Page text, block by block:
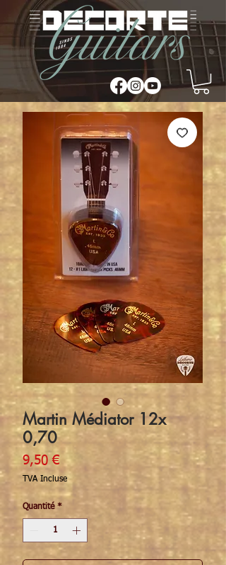
Martin Médiator 12x
0,70
9,50 €Prix
TVA Incluse
Quantité *